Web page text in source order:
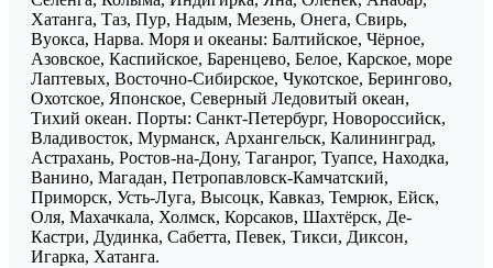
Хатанга, Таз, Пур, Надым, Мезень, Онега, Свирь,
Вуокса, Нарва. Моря и океаны: Балтийское, Чёрное,
Азовское, Каспийское, Баренцево, Белое, Карское, море
Лаптевых, Восточно-Сибирское, Чукотское, Берингово,
Охотское, Японское, Северный Ледовитый океан,
Тихий океан. Порты: Санкт-Петербург, Новороссийск,
Владивосток, Мурманск, Архангельск, Калининград,
Астрахань, Ростов-на-Дону, Таганрог, Туапсе, Находка,
Ванино, Магадан, Петропавловск-Камчатский,
Приморск, Усть-Луга, Высоцк, Кавказ, Темрюк, Ейск,
Оля, Махачкала, Холмск, Корсаков, Шахтёрск, Де-
Кастри, Дудинка, Сабетта, Певек, Тикси, Диксон,
Игарка, Хатанга.